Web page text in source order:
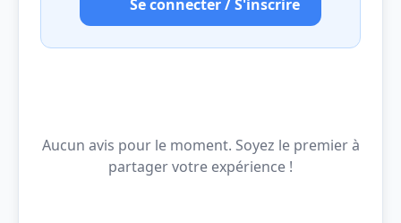
Se connecter / S'inscrire
Aucun avis pour le moment. Soyez le premier à
partager votre expérience !